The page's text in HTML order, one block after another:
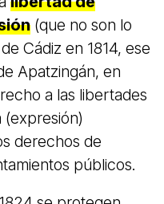
(que no son lo
Cádiz en 1814, ese
Apatzingán, en
a las libertades
derechos de
públicos.